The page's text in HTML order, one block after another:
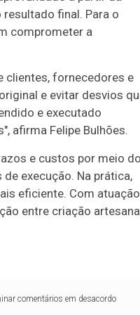
final. Para o
comprometer a
clientes, fornecedores e
e evitar desvios
e executado
afirma Felipe Bulhões.
e custos por meio do
execução. Na prática,
eficiente. Com atuação
entre criação
comentários em desacordo